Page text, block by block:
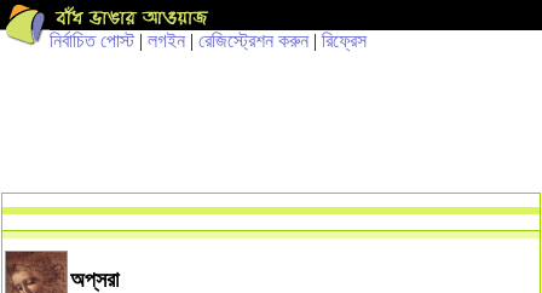
নির্বাচিত পোস্ট| লগইন | রেজিস্ট্রেশন করুন | রিফ্রেস
অপ্‌সরা